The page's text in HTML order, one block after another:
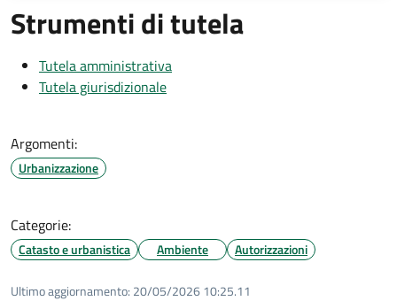
Strumenti di tutela
Tutela amministrativa
Tutela giurisdizionale
Argomenti:
Urbanizzazione
Categorie:
Catasto e urbanistica Ambiente Autorizzazioni
Ultimo aggiornamento: 20/05/2026 10:25.11